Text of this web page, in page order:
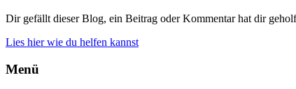
Dir gefällt dieser Blog, ein Beitrag oder Kommentar hat dir
Lies hier wie du helfen kannst
Menü